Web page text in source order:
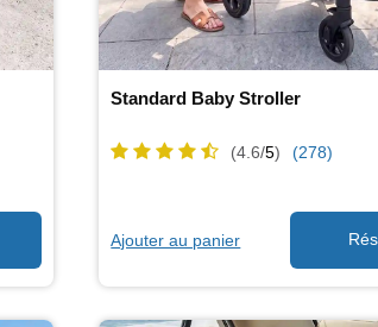
Standard Baby Stroller
(4.6/5) (278)
Ajouter au panier